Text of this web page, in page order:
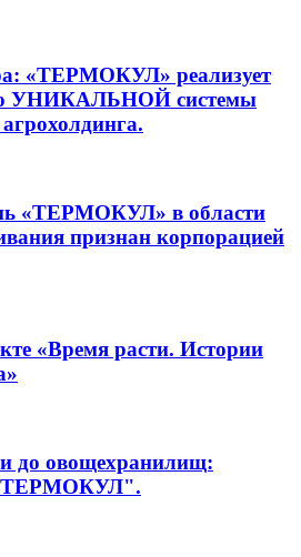
«ТЕРМОКУЛ» реализует
УНИКАЛЬНОЙ системы
«ТЕРМОКУЛ» в области
признан корпорацией
«Время расти. Истории
до овощехранилищ:
"ТЕРМОКУЛ".